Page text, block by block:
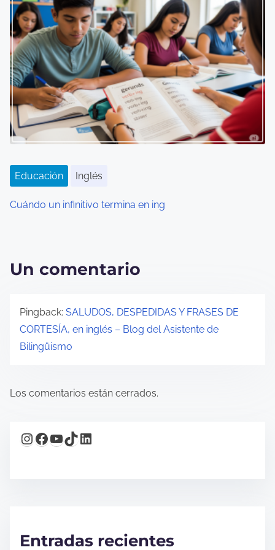
Educación Inglés
Cuándo un infinitivo termina en ing
Un comentario
Pingback: SALUDOS, DESPEDIDAS Y FRASES DE
CORTESÍA, en inglés – Blog del Asistente de
Bilingüismo
Los comentarios están cerrados.
InstagramFacebook YouTube TikTok LinkedIn
Entradas recientes